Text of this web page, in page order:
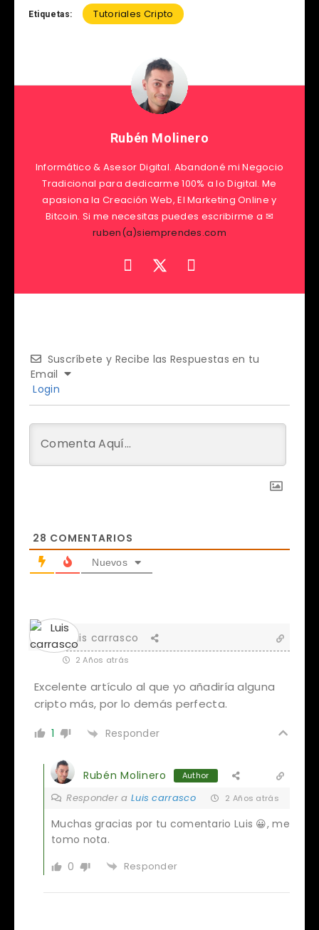
Etiquetas: Tutoriales Cripto
Rubén Molinero
Informático & Asesor Digital. Abandoné mi Negocio
Tradicional para dedicarme 100% a lo Digital. Me
apasiona la Creación Web, El Marketing Online y
Bitcoin. Si me necesitas puedes escribirme a ✉
ruben(a)siemprendes.com
Suscríbete y Recibe las Respuestas en tu
Email
Login
28 COMENTARIOS
Nuevos
Luis carrasco
2 Años atrás
Excelente artículo al que yo añadiría alguna
cripto más, por lo demás perfecta.
1 Responder
Rubén Molinero Author
Responder a Luis carrasco 2 Años atrás
Muchas gracias por tu comentario Luis 😀, me
tomo nota.
0
Responder